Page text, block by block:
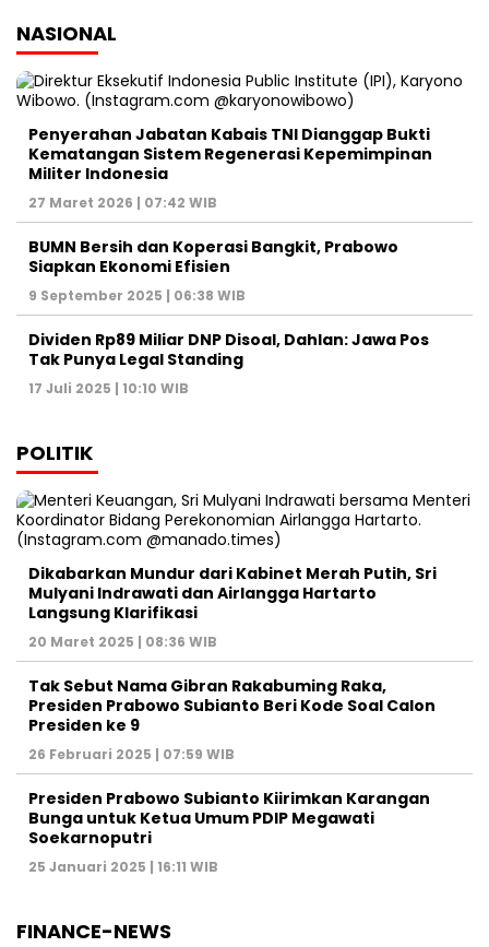
NASIONAL
Penyerahan Jabatan Kabais TNI Dianggap Bukti
Kematangan Sistem Regenerasi Kepemimpinan
Militer Indonesia
27 Maret 2026 | 07:42 WIB
BUMN Bersih dan Koperasi Bangkit, Prabowo
Siapkan Ekonomi Efisien
9 September 2025 | 06:38 WIB
Dividen Rp89 Miliar DNP Disoal, Dahlan: Jawa Pos
Tak Punya Legal Standing
17 Juli 2025 | 10:10 WIB
POLITIK
Dikabarkan Mundur dari Kabinet Merah Putih, Sri
Mulyani Indrawati dan Airlangga Hartarto
Langsung Klarifikasi
20 Maret 2025 | 08:36 WIB
Tak Sebut Nama Gibran Rakabuming Raka,
Presiden Prabowo Subianto Beri Kode Soal Calon
Presiden ke 9
26 Februari 2025 | 07:59 WIB
Presiden Prabowo Subianto Kiirimkan Karangan
Bunga untuk Ketua Umum PDIP Megawati
Soekarnoputri
25 Januari 2025 | 16:11 WIB
FINANCE-NEWS